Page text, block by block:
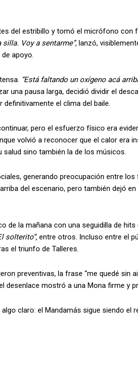
del estribillo y tomó el micrófono con
Voy a sentarme”, lanzó,
apoyo.
“Está faltando un oxígeno acá
una pausa larga, decidió dividir el
el clima del baile.
pero el esfuerzo físico era
volvió a reconocer que el calor era
sino también la de los músicos.
generando preocupación entre
del escenario, pero también dejó en
de la mañana con una seguidilla de hits
solterito”, entre otros. Incluso entre el
el triunfo de Talleres.
preventivas, la frase “me quedé sin
desenlace mostró a una Mona firme y
claro: el Mandamás sigue siendo el